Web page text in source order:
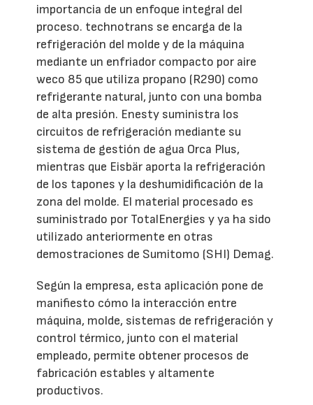
importancia de un enfoque integral del
proceso. technotrans se encarga de la
refrigeración del molde y de la máquina
mediante un enfriador compacto por aire
weco 85 que utiliza propano (R290) como
refrigerante natural, junto con una bomba
de alta presión. Enesty suministra los
circuitos de refrigeración mediante su
sistema de gestión de agua Orca Plus,
mientras que Eisbär aporta la refrigeración
de los tapones y la deshumidificación de la
zona del molde. El material procesado es
suministrado por TotalEnergies y ya ha sido
utilizado anteriormente en otras
demostraciones de Sumitomo (SHI) Demag.
Según la empresa, esta aplicación pone de
manifiesto cómo la interacción entre
máquina, molde, sistemas de refrigeración y
control térmico, junto con el material
empleado, permite obtener procesos de
fabricación estables y altamente
productivos.